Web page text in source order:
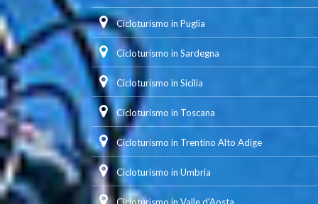
Cicloturismo in Puglia
Cicloturismo in Sardegna
Cicloturismo in Sicilia
Cicloturismo in Toscana
Cicloturismo in Trentino Alto Adige
Cicloturismo in Umbria